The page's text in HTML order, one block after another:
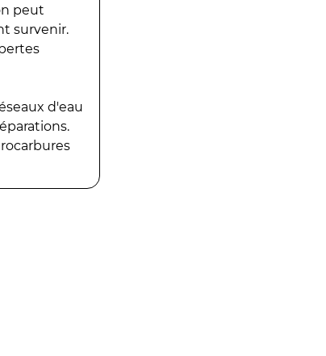
peut
survenir.
d'eau